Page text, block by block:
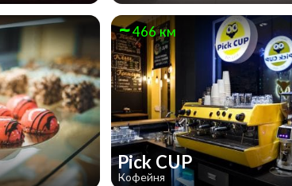
466 км
Pick CUP
Кофейня